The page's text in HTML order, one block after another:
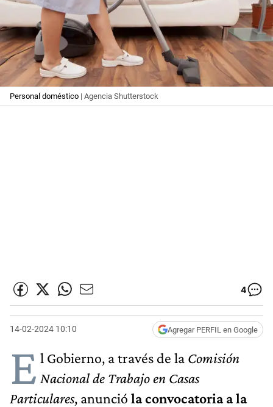
Personal doméstico | Agencia Shutterstock
4
14-02-2024 10:10 Agregar PERFIL en Google
E l Gobierno, a través de la Comisión
Nacional de Trabajo en Casas
Particulares, anunció la convocatoria a la